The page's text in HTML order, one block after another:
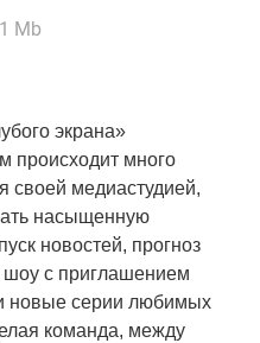
Mb
экрана»
происходит много
своей медиастудией,
насыщенную
новостей, прогноз
шоу с приглашением
новые серии любимых
команда, между